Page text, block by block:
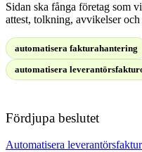
Sidan ska fånga företag som
attest, tolkning, avvikelser
automatisera fakturahantering
automatisera
Fördjupa beslutet
Automatisera